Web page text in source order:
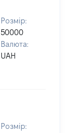
Розмір:
50000
Валюта:
UAH
Розмір: